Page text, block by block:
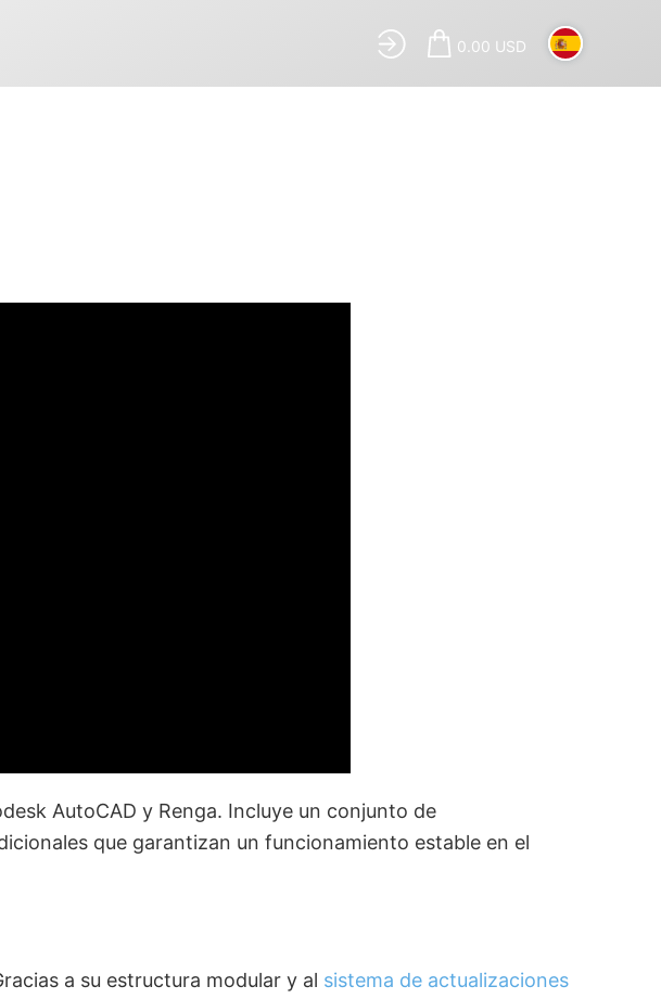
0.00 USD
AutoCAD y Renga. Incluye un conjunto de
que garantizan un funcionamiento estable en el
a su estructura modular y al sistema de actualizaciones